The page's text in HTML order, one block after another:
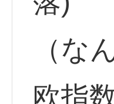
（な
欧指